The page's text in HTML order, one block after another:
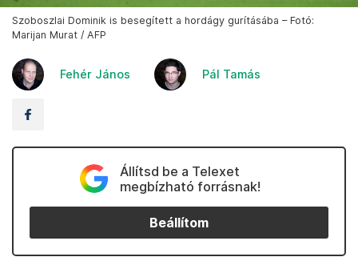
Szoboszlai Dominik is besegített a hordágy gurításába – Fotó:
Marijan Murat / AFP
Fehér János Pál Tamás
Állítsd be a Telexet
megbízható forrásnak!
Beállítom